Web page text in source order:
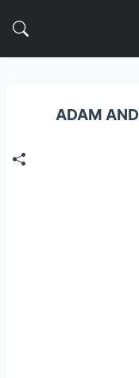
كلمات اغنية على وين - ادم واوزي ADAM AND